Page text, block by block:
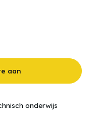
aan
onderwijs